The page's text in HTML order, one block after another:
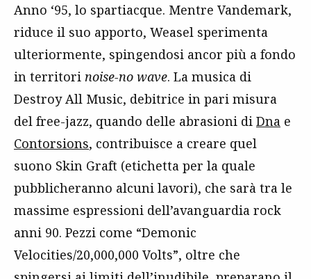
Anno ‘95, lo spartiacque. Mentre Vandemark,
riduce il suo apporto, Weasel sperimenta
ulteriormente, spingendosi ancor più a fondo
in territori noise-no wave. La musica di
Destroy All Music, debitrice in pari misura
del free-jazz, quando delle abrasioni di Dna e
Contorsions, contribuisce a creare quel
suono Skin Graft (etichetta per la quale
pubblicheranno alcuni lavori), che sarà tra le
massime espressioni dell’avanguardia rock
anni 90. Pezzi come “Demonic
Velocities/20,000,000 Volts”, oltre che